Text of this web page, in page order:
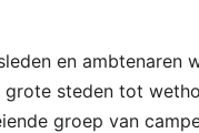
en ambtenaren
grote steden tot
groep van